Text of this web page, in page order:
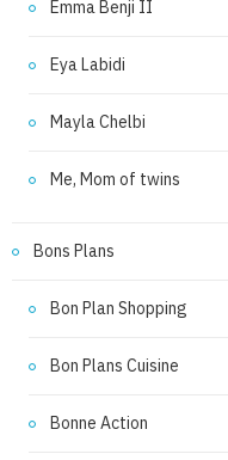
Emma Benji II
Eya Labidi
Mayla Chelbi
Me, Mom of twins
Bons Plans
Bon Plan Shopping
Bon Plans Cuisine
Bonne Action